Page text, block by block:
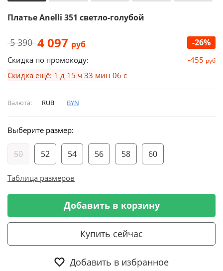
Платье Anelli 351 светло-голубой
5 390 4 097 руб -26%
Скидка по промокоду: -455 руб
Скидка ещё: 1 д 15 ч 33 мин 06 с
Валюта: RUB BYN
Выберите размер:
50 52 54 56 58 60
Таблица размеров
Добавить в корзину
Купить сейчас
Добавить в избранное